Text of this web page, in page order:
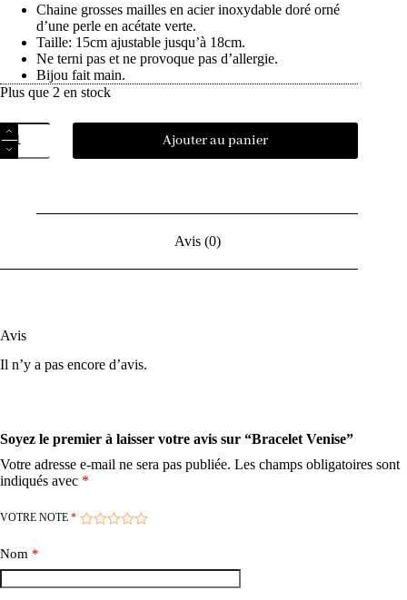
Chaine grosses mailles en acier inoxydable doré orné
d’une perle en acétate verte.
Taille: 15cm ajustable jusqu’à 18cm.
Ne terni pas et ne provoque pas d’allergie.
Bijou fait main.
Plus que 2 en stock
Ajouter au panier
Avis (0)
Avis
Il n’y a pas encore d’avis.
Soyez le premier à laisser votre avis sur “Bracelet Venise”
Votre adresse e-mail ne sera pas publiée. Les champs obligatoires sont
indiqués avec *
VOTRE NOTE *
Nom *